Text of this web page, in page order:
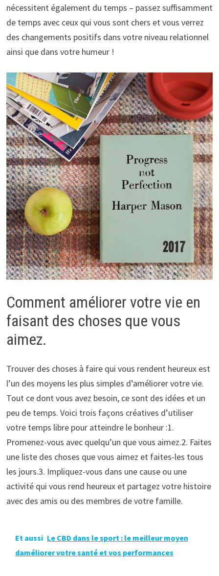
nécessitent également du temps – passez suffisamment
de temps avec ceux qui vous sont chers et vous verrez
des changements positifs dans votre niveau relationnel
ainsi que dans votre humeur !
Comment améliorer votre vie en
faisant des choses que vous
aimez.
Trouver des choses à faire qui vous rendent heureux est
l’un des moyens les plus simples d’améliorer votre vie.
Tout ce dont vous avez besoin, ce sont des idées et un
peu de temps. Voici trois façons créatives d’utiliser
votre temps libre pour atteindre le bonheur :1.
Promenez-vous avec quelqu’un que vous aimez.2. Faites
une liste des choses que vous aimez et faites-les tous
les jours.3. Impliquez-vous dans une cause ou une
activité qui vous rend heureux et partagez votre histoire
avec des amis ou des membres de votre famille.
Et aussi Le CBD dans le sport : le meilleur moyen
daméliorer votre santé et vos performances